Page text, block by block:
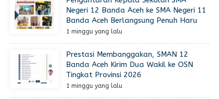
Negeri 12 Banda Aceh ke SMA Negeri 11
Banda Aceh Berlangsung Penuh Haru
1 minggu yang lalu
Prestasi Membanggakan, SMAN 12
Banda Aceh Kirim Dua Wakil ke OSN
Tingkat Provinsi 2026
1 minggu yang lalu